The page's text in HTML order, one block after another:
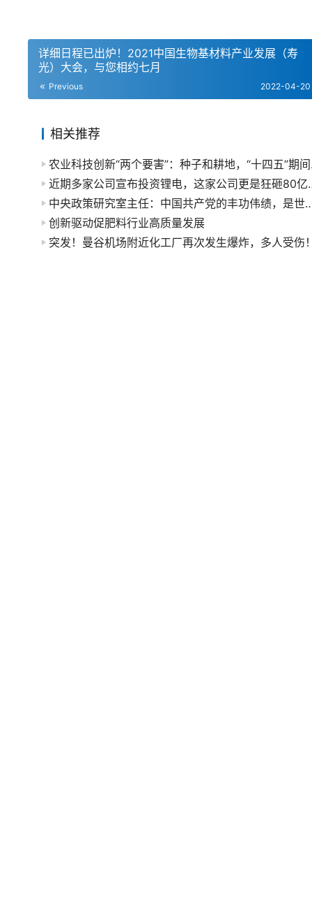
详细日程已出炉！2021中国生物基材料产业发展（寿
光）大会，与您相约七月
Previous 2022-04-20
相关推荐
农业
近期多家公司
中央政策研究室主任：中国共产党的丰功
创新驱动促肥料行业高质量发展
突发！曼谷机场附近化工厂再次发生爆炸，多人受伤